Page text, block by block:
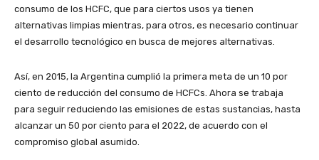
consumo de los HCFC, que para ciertos usos ya tienen
alternativas limpias mientras, para otros, es necesario continuar
el desarrollo tecnológico en busca de mejores alternativas.
Así, en 2015, la Argentina cumplió la primera meta de un 10 por
ciento de reducción del consumo de HCFCs. Ahora se trabaja
para seguir reduciendo las emisiones de estas sustancias, hasta
alcanzar un 50 por ciento para el 2022, de acuerdo con el
compromiso global asumido.